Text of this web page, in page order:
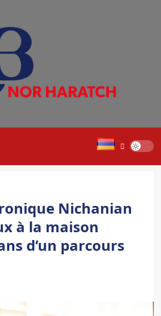
Nichanian
à la maison
d’un parcours